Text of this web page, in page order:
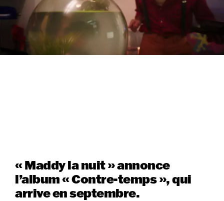
« Maddy la nuit » annonce
l’album « Contre-temps », qui
arrive en septembre.